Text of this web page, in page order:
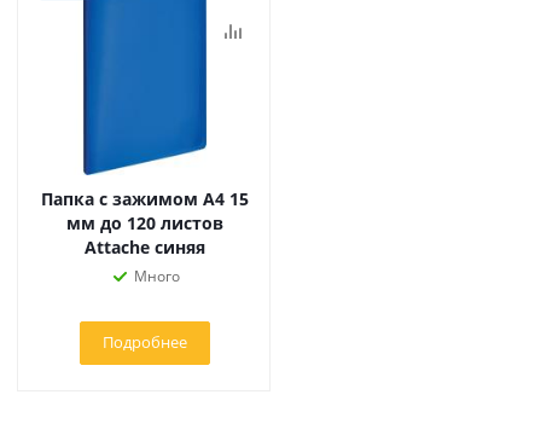
Папка с зажимом A4 15
мм до 120 листов
Attache синяя
Много
Подробнее